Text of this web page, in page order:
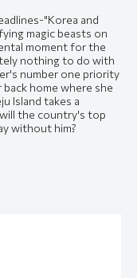
"Korea and
magic beasts on
moment for the
nothing to do with
number one priority
home where she
Island takes a
the country's top
without him?